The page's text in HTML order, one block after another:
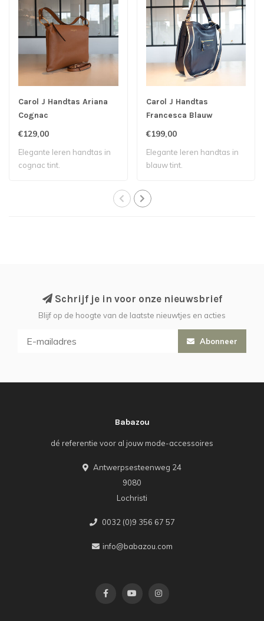
Carol J Handtas Ariana
Cognac
€129,00
Elegante leren handtas in
cognac tint.
Carol J Handtas
Francesca Blauw
€199,00
Elegante leren handtas in
blauw tint.
Schrijf je in voor onze nieuwsbrief
Blijf op de hoogte van de laatste nieuwtjes en acties
Abonneer
Babazou
dé referentie voor al jouw mode-accessoires
Antwerpsesteenweg 24
9080
Lochristi
0032 (0)9 356 67 57
info@babazou.com